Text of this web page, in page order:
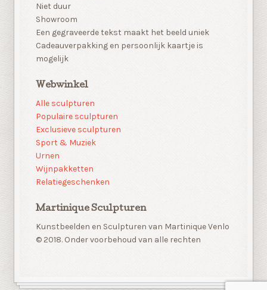
Niet duur
Showroom
Een gegraveerde tekst maakt het beeld uniek
Cadeauverpakking en persoonlijk kaartje is
mogelijk
Webwinkel
Alle sculpturen
Populaire sculpturen
Exclusieve sculpturen
Sport & Muziek
Urnen
Wijnpakketten
Relatiegeschenken
Martinique Sculpturen
Kunstbeelden en Sculpturen van Martinique Venlo
© 2018. Onder voorbehoud van alle rechten